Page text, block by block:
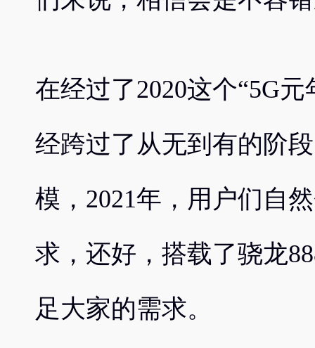
在经过了2020这个“5G
经跨过了从无到有的阶
模，2021年，用户们自
求，还好，搭载了骁龙
足大家的需求。